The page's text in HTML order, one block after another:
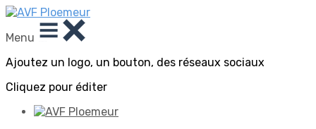
Menu
Ajoutez un logo, un bouton, des réseaux sociaux
Cliquez pour éditer